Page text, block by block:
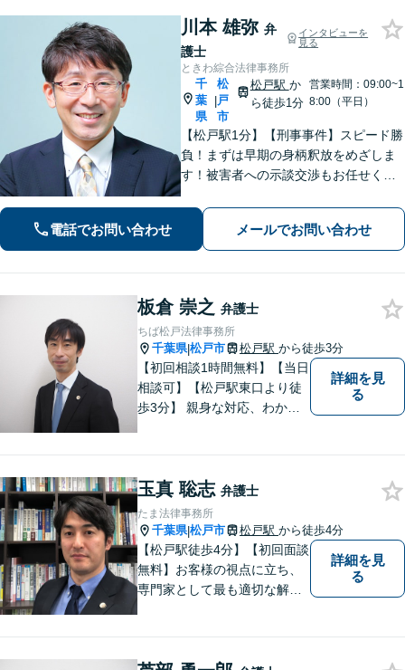
川本 雄弥 弁
護士
インタビューを
見る
ときわ綜合法律事務所
千
葉
県
|
松
戸
市
松戸駅 か
ら徒歩1分
営業時間：09:00~1
8:00（平日）
【松戸駅1分】【刑事事件】スピード勝
負！まずは早期の身柄釈放をめざしま
す！被害者への示談交渉もお任せくだ
も」で悩んでいませんか？証拠の集め
方や交渉の進め方には自信がありま
す。調停もお任せください。
電話でお問い合わせ メールでお問い合わせ
板倉 崇之 弁護士
ちば松戸法律事務所
千葉県|松戸市 松戸駅 から徒歩3分
【初回相談1時間無料】【当日
相談可】【松戸駅東口より徒
歩3分】 親身な対応、わかり
えします。まずはご相談下さ
い。
詳細を見
る
玉真 聡志 弁護士
たま法律事務所
千葉県|松戸市 松戸駅 から徒歩4分
【松戸駅徒歩4分】【初回面談
無料】お客様の視点に立ち、
専門家として最も適切な解決
詳細を見
る